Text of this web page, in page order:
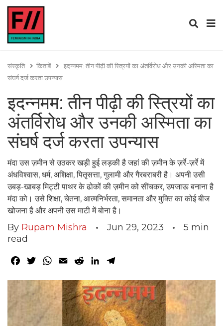
संस्कृति किताबें
इदन्नमम: तीन पीढ़ी की स्त्रियों का अंतर्विरोध और उनकी अस्मिता का
संघर्ष दर्ज करता उपन्यास
इदन्नमम: तीन पीढ़ी की स्त्रियों का
अंतर्विरोध और उनकी अस्मिता का
संघर्ष दर्ज करता उपन्यास
मंदा उस ज़मीन से उठकर खड़ी हुई लड़की है जहां की ज़मीन के ज़र्रे-ज़र्रे में
अंधविश्वास, धर्म, अशिक्षा, पितृसत्ता, गुलामी और गैरबराबरी है। अपनी उसी
उबड़-खाबड़ मिट्टी पाथर के ढोकों की ज़मीन को सींचकर, उपजाऊ बनाना है
मंदा को। उसे शिक्षा, चेतना, आत्मनिर्भरता, समानता और मुक्ति का कोई बीज
खोजना है और अपनी उस माटी में बोना है।
By Rupam Mishra Jun 29, 2023 5 min
read
Facebook
TwitterWhatsApp
Email RedditLinkedIn